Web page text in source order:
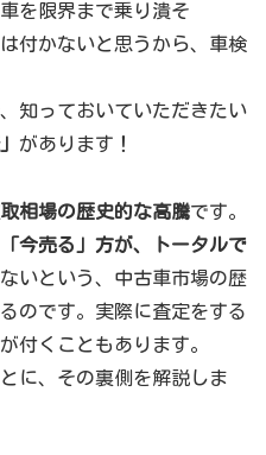
を限界まで乗り潰そ
付かないと思うから、車検
知っておいていただきたい
があります！
相場の歴史的な高騰です。
今売る」方が、トータルで
いという、中古車市場の歴
のです。実際に査定をする
付くこともあります。
に、その裏側を解説しま